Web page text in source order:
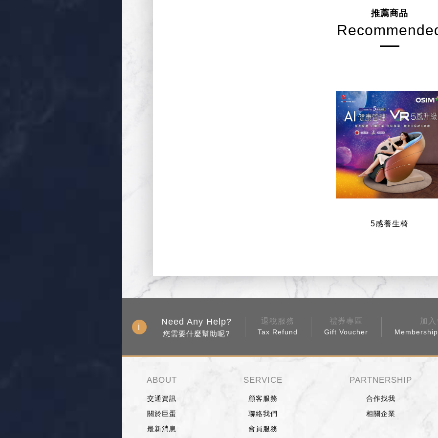
推薦商品
5感養生椅
Need Any Help?
您需要什麼幫助呢?
退稅服務
Tax Refund
禮券專區
Gift Voucher
加
ABOUT
交通資訊
關於巨蛋
最新消息
SERVICE
顧客服務
聯絡我們
會員服務
PARTNERSHIP
合作找我
相關企業